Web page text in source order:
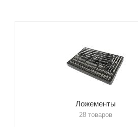
Ложементы
28 товаров